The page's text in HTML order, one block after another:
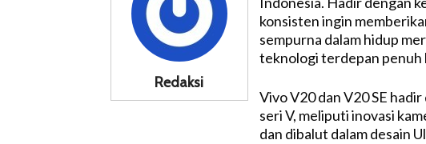
Redaksi
konsisten ingin
sempurna dalam hidup
teknologi terdepan penuh
Vivo V20 dan V20 SE
seri V, meliputi inovasi
dan dibalut dalam desain